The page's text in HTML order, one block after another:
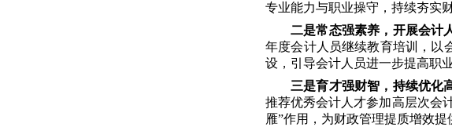
专业能力与职业操守，持续夯实
二是常态强素养，开展会计
年度会计人员继续教育培训，以
设，引导会计人员进一步提高职
三是育才强财智，持续优化
推荐优秀会计人才参加高层次会
雁”作用，为财政管理提质增效提